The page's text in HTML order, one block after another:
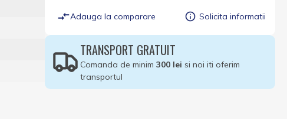
Adauga la comparare Solicita informatii
TRANSPORT GRATUIT
Comanda de minim 300 lei si noi iti oferim
transportul